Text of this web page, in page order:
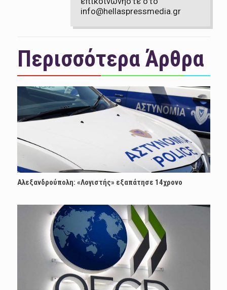
info@hellaspressmedia.gr
Περισσότερα Άρθρα
Αλεξανδρούπολη: «Λογιστής» εξαπάτησε 14χρονο